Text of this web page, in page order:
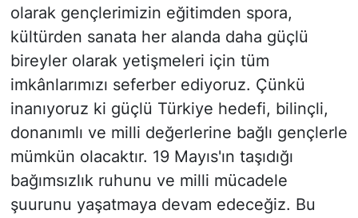
olarak gençlerimizin eğitimden spora,
kültürden sanata her alanda daha güçlü
bireyler olarak yetişmeleri için tüm
imkânlarımızı seferber ediyoruz. Çünkü
inanıyoruz ki güçlü Türkiye hedefi, bilinçli,
donanımlı ve milli değerlerine bağlı gençlerle
mümkün olacaktır. 19 Mayıs'ın taşıdığı
bağımsızlık ruhunu ve milli mücadele
şuurunu yaşatmaya devam edeceğiz. Bu